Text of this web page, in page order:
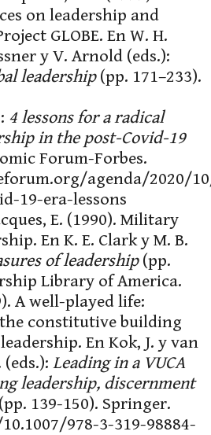
on leadership and
GLOBE. En W. H.
y V. Arnold (eds.):
leadership (pp. 171–233).
4 lessons for a radical
in the post-Covid-19
Forum-Forbes.
agenda/2020/
19-era-lessons
E. (1990). Military
En K. E. Clark y M. B.
of leadership(pp.
Library of America.
A well-played life:
constitutive building
En Kok, J. y van
(eds.): Leading in a VUCA
leadership, discernment
(pp. 139-150). Springer.
978-3-319-98884-